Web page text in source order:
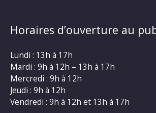
Horaires d’ouverture au
Lundi : 13h à 17h
Mardi : 9h à 12h – 13h à 17h
Mercredi : 9h à 12h
Jeudi : 9h à 12h
Vendredi : 9h à 12h et 13h à 17h